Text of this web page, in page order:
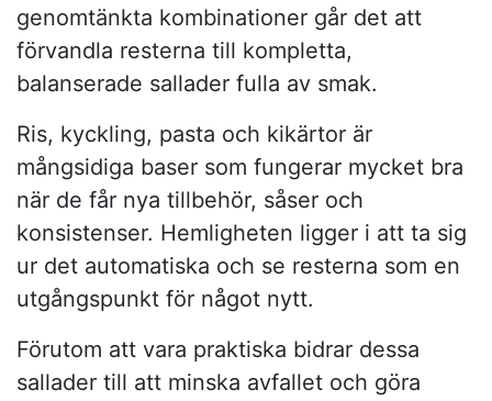
genomtänkta kombinationer går det att
förvandla resterna till kompletta,
balanserade sallader fulla av smak.
Ris, kyckling, pasta och kikärtor är
mångsidiga baser som fungerar mycket bra
när de får nya tillbehör, såser och
konsistenser. Hemligheten ligger i att ta sig
ur det automatiska och se resterna som en
utgångspunkt för något nytt.
Förutom att vara praktiska bidrar dessa
sallader till att minska avfallet och göra